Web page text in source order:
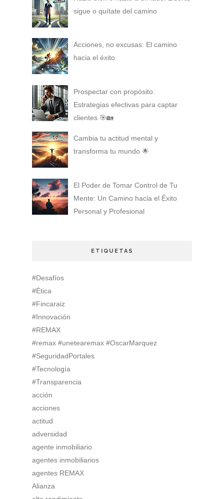
sigue o quítate del camino
Acciones, no excusas: El camino
hacia el éxito
Prospectar con propósito:
Estrategias efectivas para captar
clientes 🎯🏡
Cambia tu actitud mental y
transforma tu mundo 🌟
El Poder de Tomar Control de Tu
Mente: Un Camino hacia el Éxito
Personal y Profesional
ETIQUETAS
#Desafíos
#Ética
#Fincaraiz
#Innovación
#REMAX
#remax #unetearemax #OscarMarquez
#SeguridadPortales
#Tecnología
#Transparencia
acción
acciones
actitud
adversidad
agente inmobiliario
agentes inmobiliarios
agentes REMAX
Alianza